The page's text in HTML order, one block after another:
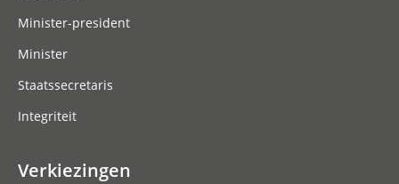
Minister-president
Minister
Staatssecretaris
Integriteit
Verkiezingen